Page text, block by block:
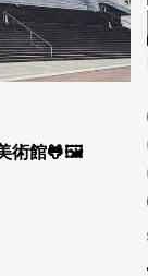
術館🐸🖼️